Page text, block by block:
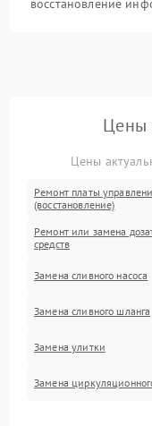
восстановление
Цены
Цены
Ремонт платы
(восстановление)
Ремонт или замена
средств
Замена сливного насоса
Замена сливного шланга
Замена улитки
Замена